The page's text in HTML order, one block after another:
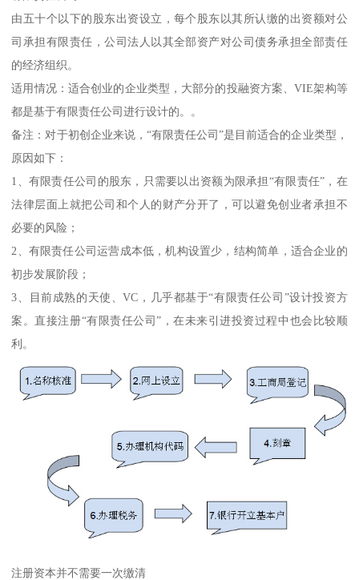
由五十个以下的股东出资设立，每个股东以其所认缴的出资额对公
司承担有限责任，公司法人以其全部资产对公司债务承担全部责任
的经济组织。
适用情况：适合创业的企业类型，大部分的投融资方案、VIE架构等
都是基于有限责任公司进行设计的。。
备注：对于初创企业来说，“有限责任公司”是目前适合的企业类型，
原因如下：
1、有限责任公司的股东，只需要以出资额为限承担“有限责任”，在
法律层面上就把公司和个人的财产分开了，可以避免创业者承担不
必要的风险；
2、有限责任公司运营成本低，机构设置少，结构简单，适合企业的
初步发展阶段；
3、目前成熟的天使、VC，几乎都基于“有限责任公司”设计投资方
案。直接注册“有限责任公司”，在未来引进投资过程中也会比较顺
利。
注册资本并不需要一次缴清